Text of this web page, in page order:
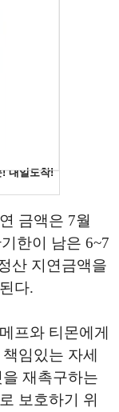
금액은 7월
한이 남은 6~7
산 지연금액을
다.
프와 티몬에게
임있는 자세
재촉구하는
보호하기 위